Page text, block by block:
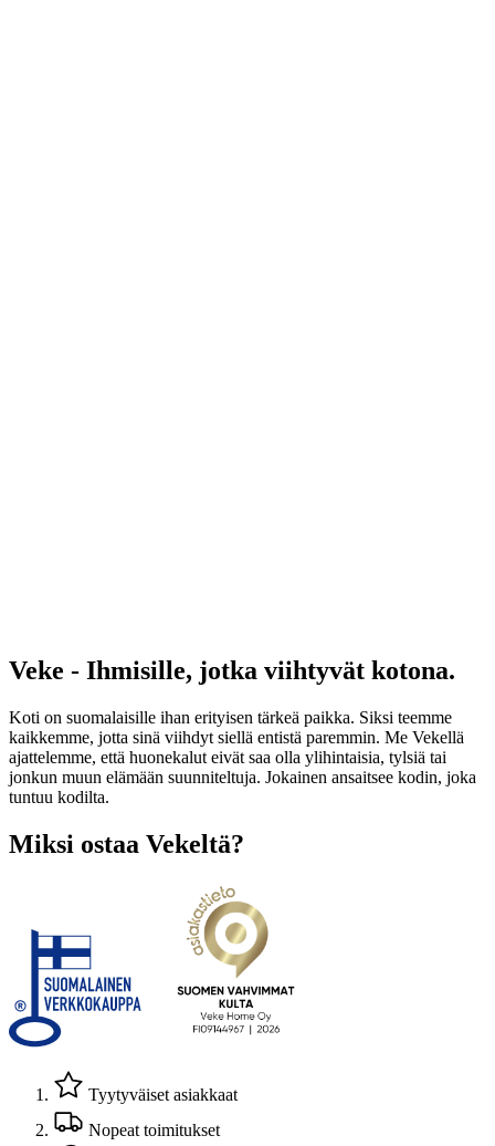
Veke - Ihmisille, jotka viihtyvät kotona.
Koti on suomalaisille ihan erityisen tärkeä paikka. Siksi teemme
kaikkemme, jotta sinä viihdyt siellä entistä paremmin. Me Vekellä
ajattelemme, että huonekalut eivät saa olla ylihintaisia, tylsiä tai
jonkun muun elämään suunniteltuja. Jokainen ansaitsee kodin, joka
tuntuu kodilta.
Miksi ostaa Vekeltä?
Tyytyväiset asiakkaat
Nopeat toimitukset